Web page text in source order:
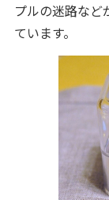
プルの迷路など
ています。